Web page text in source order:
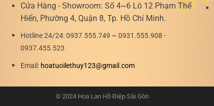
Cửa Hàng - Showroom: Số 4~6 Lô 12 Phạm Thế
Hiển, Phường 4, Quận 8, Tp. Hồ Chí Minh.
Hotline 24/24:0937.555.749 ~ 0931.555.908 -
0937.455.523
Email: hoatuoilethuy123@gmail.com
© 2024 Hoa Lan Hồ Điệp Sài Gòn